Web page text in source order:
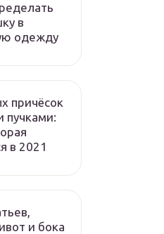
в
одежду
причёсок
пучками:
в 2021
и бока